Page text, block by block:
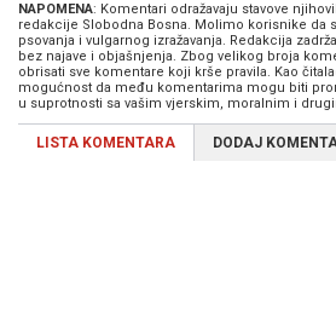
NAPOMENA: Komentari odražavaju stavove
redakcije Slobodna Bosna. Molimo korisnike da
psovanja i vulgarnog izražavanja. Redakcija
bez najave i objašnjenja. Zbog velikog broja
obrisati sve komentare koji krše pravila. Kao
mogućnost da među komentarima mogu biti
u suprotnosti sa vašim vjerskim, moralnim i
LISTA KOMENTARA DODAJ